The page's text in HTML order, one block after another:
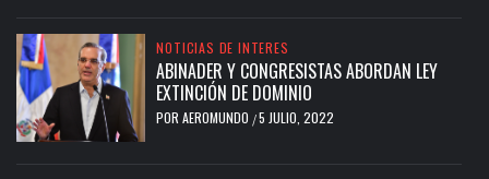
NOTICIAS DE INTERES
ABINADER Y CONGRESISTAS ABORDAN LEY
EXTINCIÓN DE DOMINIO
POR AEROMUNDO /5 JULIO, 2022